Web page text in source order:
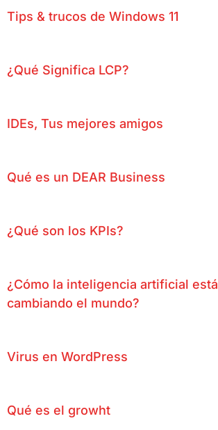
Tips & trucos de Windows 11
¿Qué Significa LCP?
IDEs, Tus mejores amigos
Qué es un DEAR Business
¿Qué son los KPIs?
¿Cómo la inteligencia artificial está
cambiando el mundo?
Virus en WordPress
Qué es el growht